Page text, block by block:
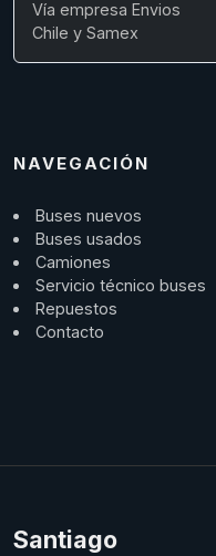
Vía empresa Envios
Chile y Samex
NAVEGACIÓN
Buses nuevos
Buses usados
Camiones
Servicio técnico buses
Repuestos
Contacto
Santiago